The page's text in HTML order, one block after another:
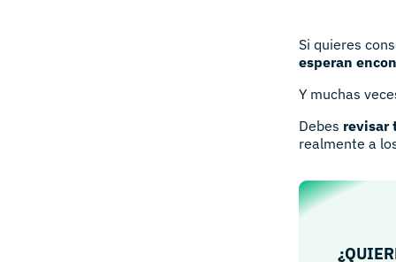
Si quieres
esperan
Y muchas
Debes revisar
realmente a